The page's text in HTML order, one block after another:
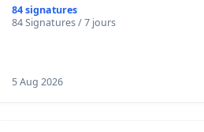
84 signatures
84 Signatures / 7 jours
5 Aug 2026